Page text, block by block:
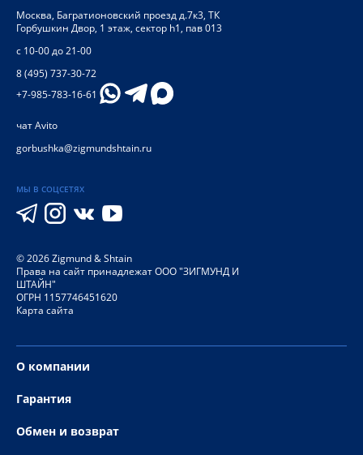
Москва, Багратионовский проезд д.7к3, ТК
Горбушкин Двор, 1 этаж, сектор h1, пав 013
с 10-00 до 21-00
8 (495) 737-30-72
+7-985-783-16-61
чат Avito
gorbushka@zigmundshtain.ru
МЫ В СОЦСЕТЯХ
©2026Zigmund & Shtain
Права на сайт принадлежат ООО "ЗИГМУНД И
ШТАЙН"
ОГРН 1157746451620
Карта сайта
О компании
Гарантия
Обмен и возврат